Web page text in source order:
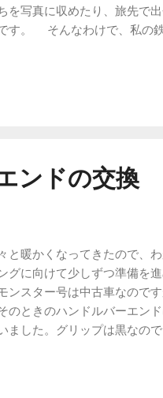
を写真に収めたり、旅先で
す。 そんなわけで、私の鉄
が家に来た時には、そのリア
キャリアを取り付ける わが
アキャリアを探したのです
ムシートの後方に平らなスペ
した。 自作リアキャリア
めませんが、それほど目立
リングに行きたいものです。
ンドの交換
と暖かくなってきたので、
グに向けて少しずつ準備を
ンスター号は中古車なので
のときのハンドルバーエン
ました。グリップは黒なの
はコチラ 標準ハンドルに戻